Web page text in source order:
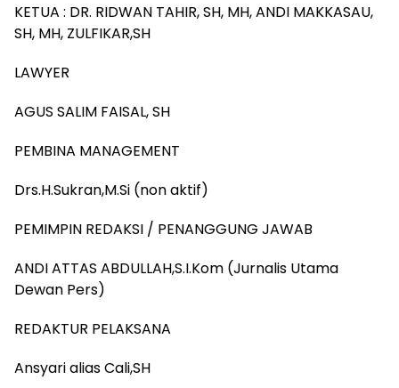
KETUA : DR. RIDWAN TAHIR, SH, MH, ANDI MAKKASAU,
SH, MH, ZULFIKAR,SH
LAWYER
AGUS SALIM FAISAL, SH
PEMBINA MANAGEMENT
Drs.H.Sukran,M.Si (non aktif)
PEMIMPIN REDAKSI / PENANGGUNG JAWAB
ANDI ATTAS ABDULLAH,S.I.Kom (Jurnalis Utama
Dewan Pers)
REDAKTUR PELAKSANA
Ansyari alias Cali,SH